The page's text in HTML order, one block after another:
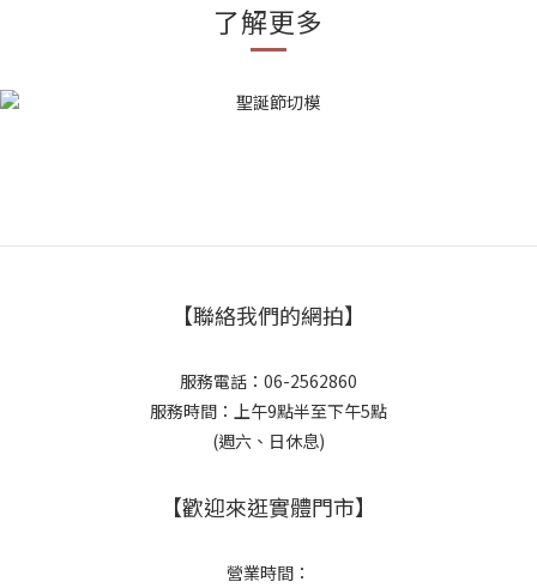
了解更多
【聯絡我們的網拍】
服務電話：06-2562860
服務時間：上午9點半至下午5點
(週六、日休息)
【歡迎來逛實體門市】
營業時間：